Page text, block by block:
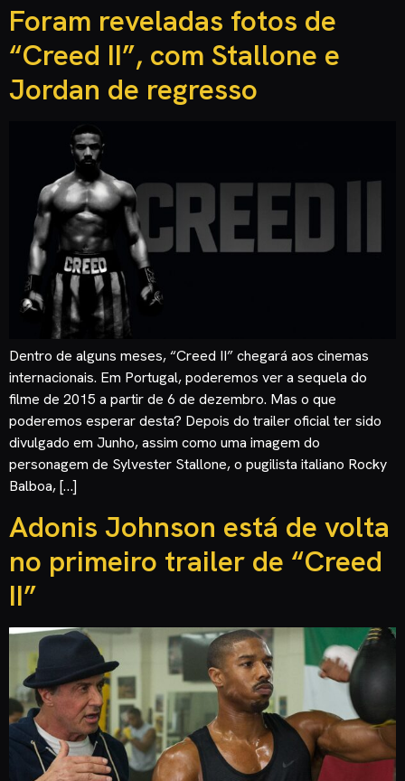
Foram reveladas fotos de
“Creed II”, com Stallone e
Jordan de regresso
Dentro de alguns meses, “Creed II” chegará aos cinemas
internacionais. Em Portugal, poderemos ver a sequela do
filme de 2015 a partir de 6 de dezembro. Mas o que
poderemos esperar desta? Depois do trailer oficial ter sido
divulgado em Junho, assim como uma imagem do
personagem de Sylvester Stallone, o pugilista italiano Rocky
Balboa, […]
Adonis Johnson está de volta
no primeiro trailer de “Creed
II”